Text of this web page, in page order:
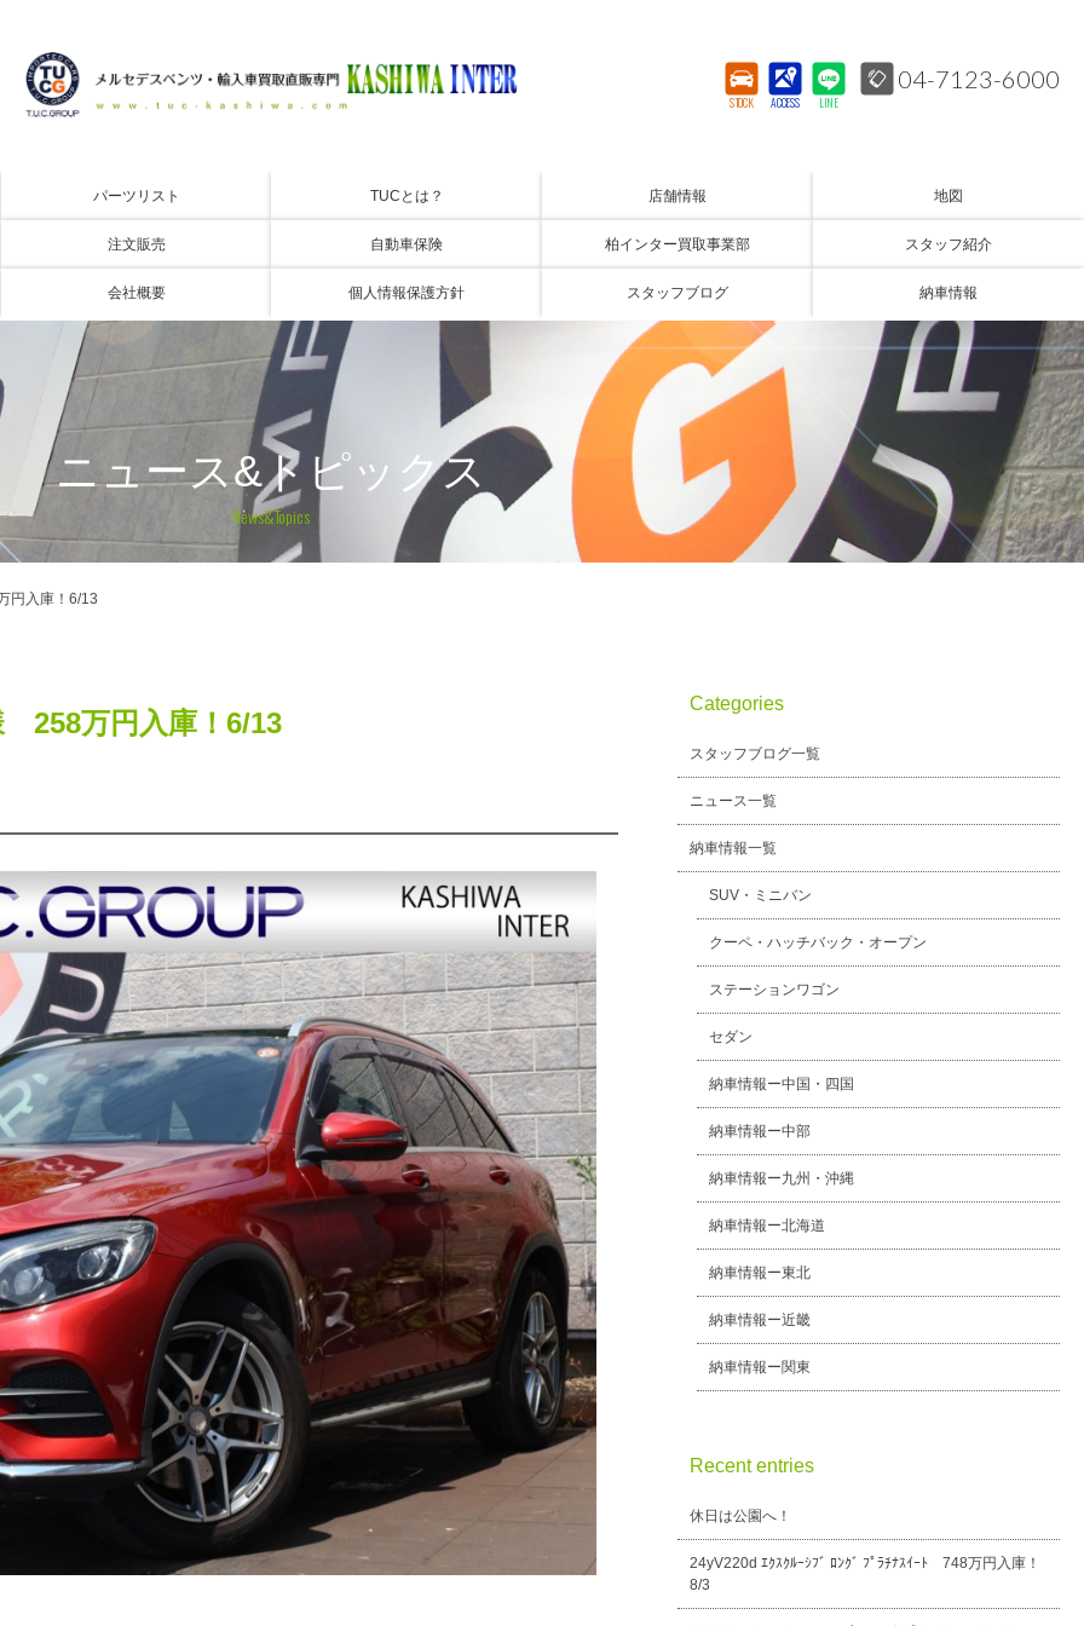
STOCK ACCESS LINE
04-7123-6000
パーツリスト TUCとは？ 店舗情報 地図
注文販売 自動車保険 柏インター買取事業部 スタッフ紹介
会社概要 個人情報保護方針 スタッフブログ 納車情報
ニュース&トピックス
News&Topics
円入庫！6/13
258万円入庫！6/13
Categories
スタッフブログ一覧
ニュース一覧
納車情報一覧
SUV・ミニバン
クーペ・ハッチバック・オープン
ステーションワゴン
セダン
納車情報ー中国・四国
納車情報ー中部
納車情報ー九州・沖縄
納車情報ー北海道
納車情報ー東北
納車情報ー近畿
納車情報ー関東
Recent entries
休日は公園へ！
24yV220d ｴｸｽｸﾙｰｼﾌﾞ ﾛﾝｸﾞ ﾌﾟﾗﾁﾅｽｲｰﾄ 748万円入庫！
8/3